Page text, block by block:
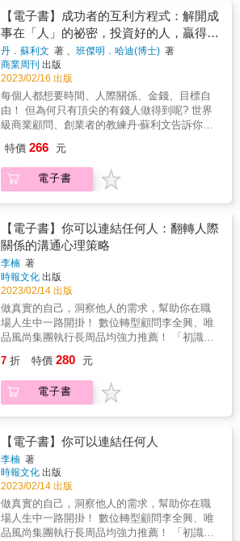
房間，你應該怎麼想像它&hellip;&hellip; 我們
的人際關係就是我們的人生，而且你早晚會成
為你與之為伍的那種人。重要的是，各種人際
關係的品質，不管是好是壞，都取決於你如何
經營這些關係。本書要提供方法，讓你能夠清
楚的、充滿勇氣的梳理生命中遇到的各段關
係： 一、將內心的房間視覺化 選一個至少能夠
有20分鐘不被打擾的安靜地點。眼睛閉上，放
輕鬆，想像你的房間。這個房間只有一扇門，
房間裡，這些人離你近或遠？思考你跟每個人
的關係並且寫下來。 二、讓房間裡的門房與櫃
台理解你的價值觀 你的房間裡會有門房與櫃
價值觀，與你的門房與櫃台溝通，這些價值觀
就是誰能進入你的房間的門檻。當與你價值觀
不符的人想進入房間，你必須學會說不。 三、
用房間裡的各項工具，重拾你的自主權 看一看
「房間裡的人物清單」，看一看這些人是否與
你的價值觀真正一致。萬一房間裡有錯誤的人
出現，可以善用各項工具清除有毒分子。 ✓如
果內心是一個房間，請定期打掃它
&hellip;&hellip; 人的一生非常長，人事物也不
斷在變換，過去合拍的人事物，現在已經不適
就是，移除一些人們帶來的有毒垃圾，例如，
債務、衝突的價值觀、態度，尤其是你決定放
下的任何包袱。這些人可能在架上的鎖箱裡，
次運用「房間裡的人物清單」，提醒自己他們
的存在，告訴你的櫃台該如何處理這些人。重
新設定他們的位置與合理的界線。 藉由本書的
練習，你將學會： 1. 了解到與你相處的人都會
影響你的思考、情緒與行為。 2. 如何選擇讓誰
住進房間，以及如何將不對的人擋在門外。 3.
如何將進來的人引導到房間裡的正確位置上。
就是谷底；不管是誰，現在多閃耀、多風光，
有一天都會走下坡。 當人生從走得光彩奪目變
成走鋼索，該如何活出新意義？許多拚命三
郎，發現愈來愈力不從心，家庭關係也開始變
得緊張。面對人生的四分五裂，他們以一貫方
式回應，否認愈來愈明顯的變化，加倍努力，
試圖彌補衰退與不足，最後結局卻往往陷入更
大的憤怒、害怕與失望。原本以為到了人生某
個階段，生活就會更令人自豪，充滿喜悅與滿
足感。然而，事與願違。你的人生不必這樣
變，轉變成全新的力量泉源。 哈佛大學教授布
魯克斯幫助你打破「奮鬥者的詛咒」，從科
學、哲學、神學、歷史的角度出發，分享違反
方式，發掘潛在的生命價值。 ‧重新思考成功︰
不自我物化，戒掉對成功的癮。 ‧活好︰思考失
敗／死亡，擊敗恐懼，好好活著。 ‧認識自己︰
從追求外在成就，到發展內在力量。 ‧化脆弱為
力量：分享脆弱，生活中的愛會成長。 人生不
會因為無條件的相信和努力就變得幸福，有時
候你必須捨棄，才會發現生活中真正重要的事
情。當改變發生，你不一定要為此感到痛苦。
的使命感，接受挫折帶來的禮物。
【電子書】成功者的互利方程式：解開成
事在「人」的祕密，投資好的人，贏得你
的財富、時間、人際、願景四大自由
丹．蘇利文 著 、班傑明．哈迪(博士) 著
商業周刊 出版
2023/02/16 出版
每個人都想要時間、人際關係、金錢、目標自
由！ 但為何只有頂尖的有錢人做得到呢? 世界
級商業顧問、創業者的教練丹‧蘇利文告訴你，
忙」， 迎接個人爆炸性成長和無窮潛能！ 重新
訓練你的大腦&rarr;不再根據現階段的能力來限
制自我潛力&rarr;專注於與他人之間的無限連結
人一樣，你先問：「我該怎麼做？」 這個再正
常不過的直覺反應可能是限制你的罪魁禍首，
因為這一切的所有的責任和壓力都落在了你的
肩上。 ▶你可以藉由下面問題檢視自己──
&gt;每天忙到時間不夠用，急於提升工作效
率？ &gt;心中的夢想或目標一直拖著沒機會實
現？ &gt;遇到任何問題都認為自己是那個要解
決問題的人？ &gt;生活堆滿代辦事項，無法靜
下心來修復身心？ &gt;生活與工作無法取得平
衡，總是心事重重無法專注？ 其實，如何利用
現在，何不讓我們開啟全新的思維角度， 問問
自己：「誰能幫我做這件事？」 ▶掌握這個問
題，你就能轉變思維模式，達到── &gt;立即一
一支夢幻團隊來支持你的工作與生活願景；
&gt;企業績效加倍、指數型成長，而且還能繼
續加碼投資； &gt;從「互利」與「自我轉化」
逐漸擴展各個領域的願景； &gt;擴大財富自
由、時間自由、人際關係自由和目標自由。 ▶
為了找到「好的人」，你必須── &gt;明確你想
要什麼； &gt;廣泛宣傳願景，成功是什麼樣
特價 266 元
電子書
【電子書】你可以連結任何人：翻轉人際
關係的溝通心理策略
李楠 著
時報文化 出版
2023/02/14 出版
做真實的自己，洞察他人的需求，幫助你在職
場人生中一路開掛！ 數位轉型顧問李全興、唯
品風尚集團執行長周品均強力推薦！ 「初識李
作品中分享了大量溝通實戰技巧，我認為，任
何溝通的原色，都是堅持本真！」──知名演員
黃曉明 「李楠從她的成長經歷中發現，懂得如
多在逆境中努力奮鬥的人們。」──天使投資人
楊向陽 大學畢業後，李楠不顧家人反對，放棄
公務員的工作，從名牌店銷售員做起。有一
天，她看到在試衣鏡中自己替客人提鞋子的身
影瞬間覺醒，毅然決然轉換職場跑道，找尋更
適合自己的舞台。連續創業三次後，她遇過上
百位投資人，成功地將路人變成貴人，晉身為
7 折 特價 280 元
電子書
【電子書】你可以連結任何人
李楠 著
時報文化 出版
2023/02/14 出版
做真實的自己，洞察他人的需求，幫助你在職
場人生中一路開掛！ 數位轉型顧問李全興、唯
品風尚集團執行長周品均強力推薦！ 「初識李